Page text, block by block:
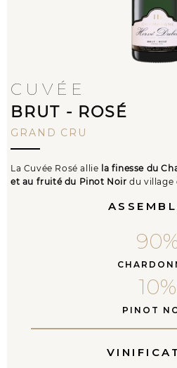
CUVÉE
BRUT - ROSÉ
GRAND CRU
La Cuvée Rosé allie la finesse du
et au fruité du Pinot Noir du village
90
PINOT
10%